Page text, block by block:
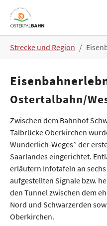
Skip to main navigation
Skip to main content
Skip to page footer
Strecke und Region
Ostertalbahn/
Zwischen dem Bahnhof
Talbrücke Oberkirchen
Wunderlich-Weges” der
Saarlandes eingerichtet.
erläutern Infotafeln an
aufgestellten Signale bzw.
den Tunnel zwischen dem
Nord und Schwarzerden
Oberkirchen.